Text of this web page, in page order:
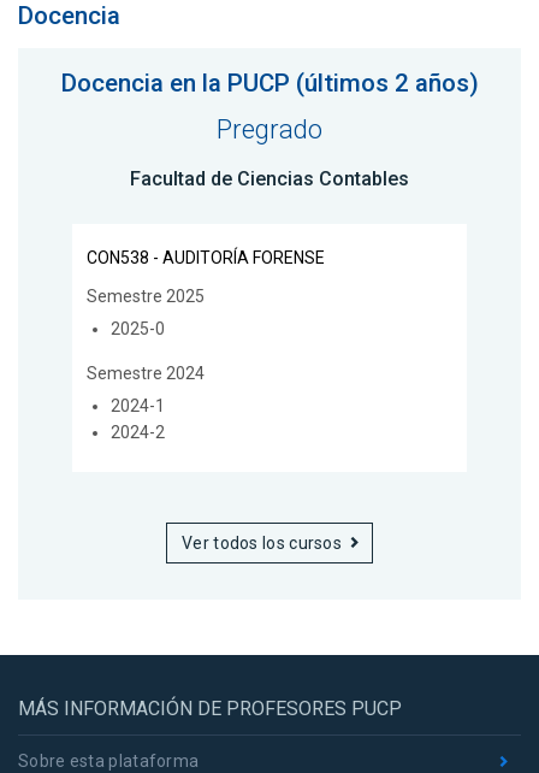
Docencia
Docencia en la PUCP (últimos 2 años)
Pregrado
Facultad de Ciencias Contables
CON538 - AUDITORÍA FORENSE
Semestre 2025
2025-0
Semestre 2024
2024-1
2024-2
Ver todos los cursos
MÁS INFORMACIÓN DE PROFESORES PUCP
Sobre esta plataforma